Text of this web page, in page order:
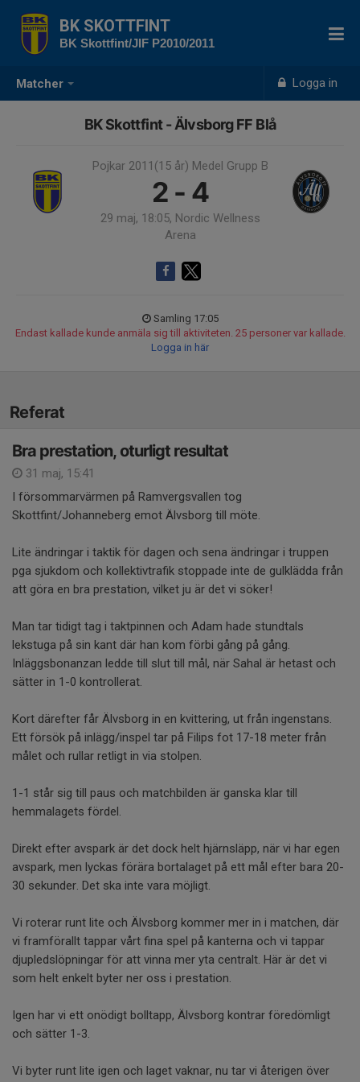
Matcher Logga in
BK SKOTTFINT
BK Skottfint/JIF P2010/2011
BK Skottfint - Älvsborg FF Blå
Pojkar 2011(15 år) Medel Grupp B
2 - 4
29 maj, 18:05, Nordic Wellness
Arena
Samling 17:05
Endast kallade kunde anmäla sig till aktiviteten. 25 personer var kallade.
Logga in här
Referat
Bra prestation, oturligt resultat
31 maj, 15:41
I försommarvärmen på Ramvergsvallen tog
Skottfint/Johanneberg emot Älvsborg till möte.
Lite ändringar i taktik för dagen och sena ändringar i truppen
pga sjukdom och kollektivtrafik stoppade inte de gulklädda från
att göra en bra prestation, vilket ju är det vi söker!
Man tar tidigt tag i taktpinnen och Adam hade stundtals
lekstuga på sin kant där han kom förbi gång på gång.
Inläggsbonanzan ledde till slut till mål, när Sahal är hetast och
sätter in 1-0 kontrollerat.
Kort därefter får Älvsborg in en kvittering, ut från ingenstans.
Ett försök på inlägg/inspel tar på Filips fot 17-18 meter från
målet och rullar retligt in via stolpen.
1-1 står sig till paus och matchbilden är ganska klar till
hemmalagets fördel.
Direkt efter avspark är det dock helt hjärnsläpp, när vi har egen
avspark, men lyckas förära bortalaget på ett mål efter bara 20-
30 sekunder. Det ska inte vara möjligt.
Vi roterar runt lite och Älvsborg kommer mer in i matchen, där
vi framförallt tappar vårt fina spel på kanterna och vi tappar
djupledslöpningar för att vinna mer yta centralt. Här är det vi
som helt enkelt byter ner oss i prestation.
Igen har vi ett onödigt bolltapp, Älvsborg kontrar föredömligt
och sätter 1-3.
Vi byter runt lite igen och laget vaknar, nu tar vi återigen över